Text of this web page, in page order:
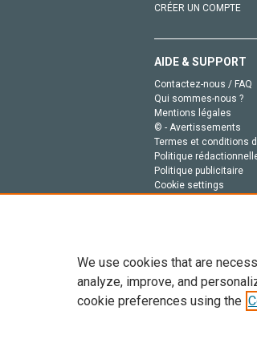
CRÉER UN COMPTE
AIDE & SUPPORT
Contactez-nous / FAQ
Qui sommes-nous ?
Mentions légales
© - Avertissements
Termes et conditions
Politique
Politique publicitaire
Cookie settings
Tout le contenu de ce
de données, a la
We use cookies that are
analyze, improve, and
cookie preferences using the